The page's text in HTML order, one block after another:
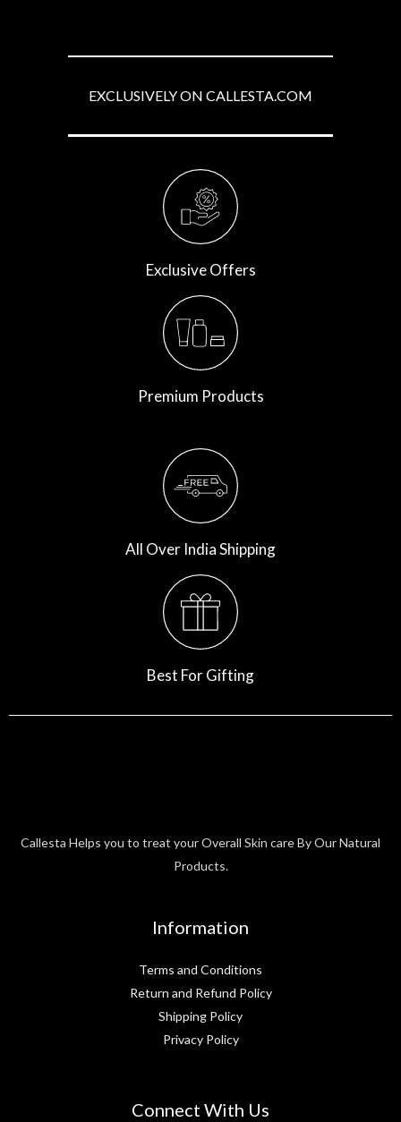
EXCLUSIVELY ON CALLESTA.COM
Exclusive Offers
Premium Products
All Over India Shipping
Best For Gifting
Callesta Helps you to treat your Overall Skin care By Our Natural
Products.
Information
Terms and Conditions
Return and Refund Policy
Shipping Policy
Privacy Policy
Connect With Us